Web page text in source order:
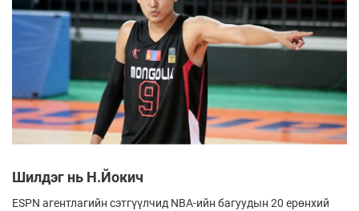
Шилдэг нь Н.Йокич
ESPN агентлагийн сэтгүүлчид NBA-ийн багуудын 20 ерөнхий